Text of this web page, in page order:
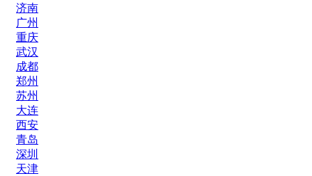
济南
广州
重庆
武汉
成都
郑州
苏州
大连
西安
青岛
深圳
天津